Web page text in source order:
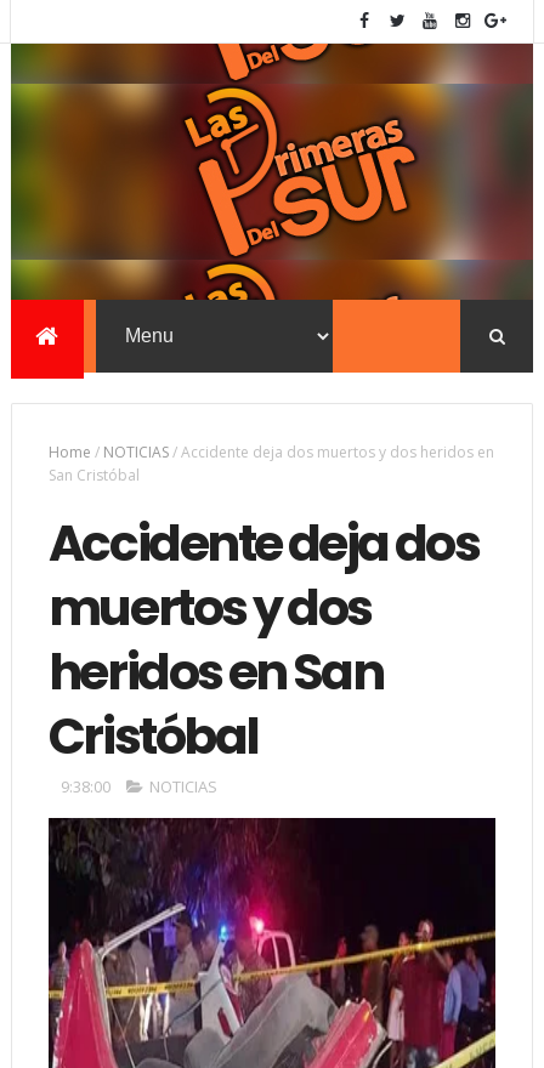
Home / NOTICIAS/Accidente deja dos muertos y dos heridos en
San Cristóbal
Accidente deja dos
muertos y dos
heridos en San
Cristóbal
9:38:00 NOTICIAS